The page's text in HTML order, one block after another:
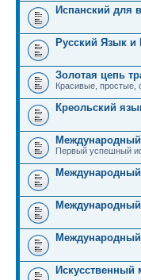
Испанский для
Русский Язык и
Золотая цепь
Красивые, простые,
Креольский
Первый успешный
Искусственный